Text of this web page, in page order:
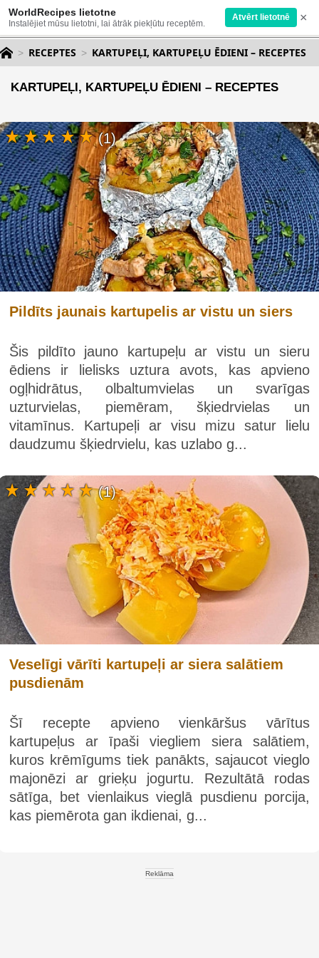
WorldRecipes lietotne
Instalējiet mūsu lietotni, lai ātrāk piekļūtu receptēm.
Atvērt lietotnē ×
RECEPTES KARTUPEĻI, KARTUPEĻU ĒDIENI – RECEPTES
KARTUPEĻI, KARTUPEĻU ĒDIENI – RECEPTES
Pildīts jaunais kartupelis ar vistu un siers
Šis pildīto jauno kartupeļu ar vistu un sieru
ēdiens ir lielisks uztura avots, kas apvieno
ogļhidrātus, olbaltumvielas un svarīgas
uzturvielas, piemēram, šķiedrvielas un
vitamīnus. Kartupeļi ar visu mizu satur lielu
daudzumu šķiedrvielu, kas uzlabo g...
(1)
Veselīgi vārīti kartupeļi ar siera salātiem
pusdienām
Šī recepte apvieno vienkāršus vārītus
kartupeļus ar īpaši viegliem siera salātiem,
kuros krēmīgums tiek panākts, sajaucot vieglo
majonēzi ar grieķu jogurtu. Rezultātā rodas
sātīga, bet vienlaikus vieglā pusdienu porcija,
kas piemērota gan ikdienai, g...
(1)
Reklāma